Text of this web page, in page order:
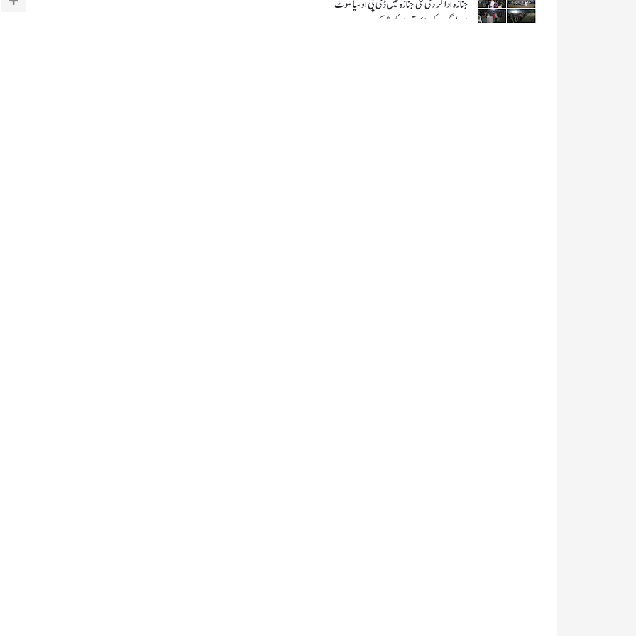
جنازہ ادا کر دی گئی جنازہ میں ڈی پی او سیالکوٹ
اور لوگوں کی بڑی تعداد کی شرکت